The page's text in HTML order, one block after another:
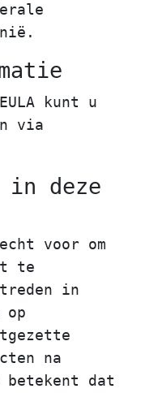
kunt u
via
in deze
voor om
te
in
na
dat